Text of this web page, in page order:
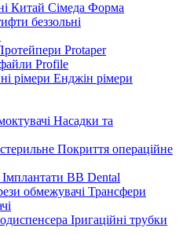
Китай Сімеда Форма
беззольні
Protaper
Profile
Енджін рімери
Насадки та
Покриття операційне
Імплантати BB Dental
Трансфери
Іригаційні трубки